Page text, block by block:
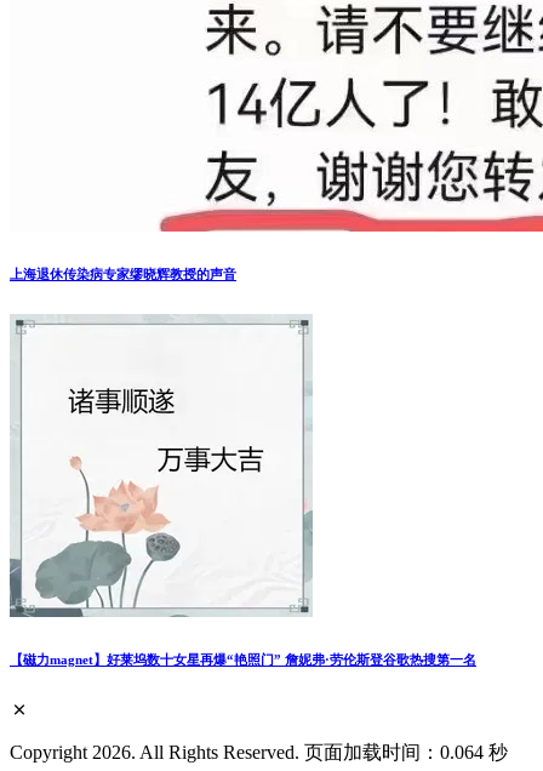
上海退休传染病专家缪晓辉教授的声音
【磁力magnet】好莱坞数十女星再爆“艳照门” 詹妮弗·劳伦斯登谷歌热搜第一名
Copyright 2026. All Rights Reserved. 页面加载时间：0.064 秒